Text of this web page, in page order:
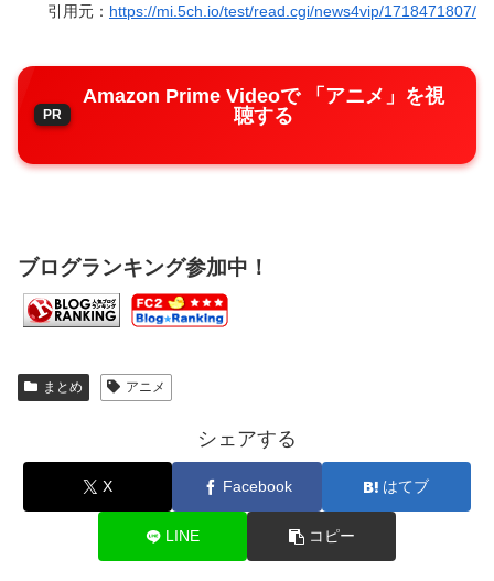
引用元： https://mi.5ch.io/test/read.cgi/news4vip/1718471807/
Amazon Prime Videoで 「アニメ」を視
聴する
ブログランキング参加中！
まとめ アニメ
シェアする
X Facebook はてブ
LINE コピー